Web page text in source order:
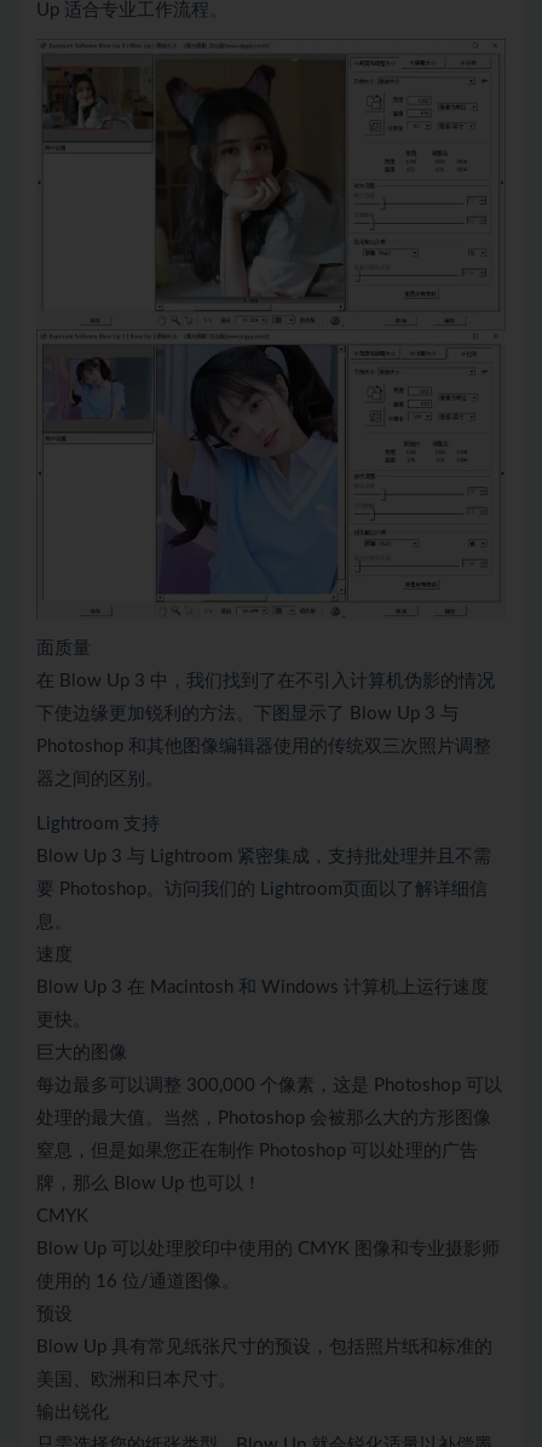
Up 适合专业工作流程。
面质量
在 Blow Up 3 中，我们找到了在不引入计算机伪影的情况
下使边缘更加锐利的方法。下图显示了 Blow Up 3 与
Photoshop 和其他图像编辑器使用的传统双三次照片调整
器之间的区别。
Lightroom 支持
Blow Up 3 与 Lightroom 紧密集成，支持批处理并且不需
要 Photoshop。访问我们的 Lightroom页面以了解详细信
息。
速度
Blow Up 3 在 Macintosh 和 Windows 计算机上运行速度
更快。
巨大的图像
每边最多可以调整 300,000 个像素，这是 Photoshop 可以
处理的最大值。当然，Photoshop 会被那么大的方形图像
窒息，但是如果您正在制作 Photoshop 可以处理的广告
牌，那么 Blow Up 也可以！
CMYK
Blow Up 可以处理胶印中使用的 CMYK 图像和专业摄影师
使用的 16 位/通道图像。
预设
Blow Up 具有常见纸张尺寸的预设，包括照片纸和标准的
美国、欧洲和日本尺寸。
输出锐化